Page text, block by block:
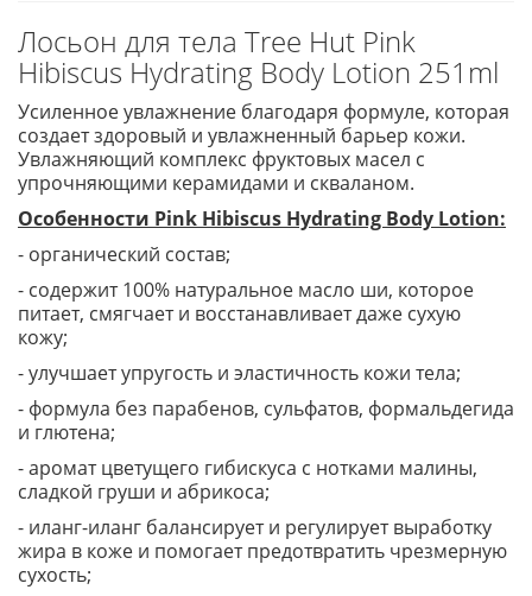
Лосьон для тела Tree Hut Pink
Hibiscus Hydrating Body Lotion 251ml
Усиленное увлажнение благодаря формуле, которая
создает здоровый и увлажненный барьер кожи.
Увлажняющий комплекс фруктовых масел с
упрочняющими керамидами и скваланом.
Особенности Pink Hibiscus Hydrating Body Lotion:
- органический состав;
- содержит 100% натуральное масло ши, которое
питает, смягчает и восстанавливает даже сухую
кожу;
- улучшает упругость и эластичность кожи тела;
- формула без парабенов, сульфатов, формальдегида
и глютена;
- аромат цветущего гибискуса с нотками малины,
сладкой груши и абрикоса;
- иланг-иланг балансирует и регулирует выработку
жира в коже и помогает предотвратить чрезмерную
сухость;